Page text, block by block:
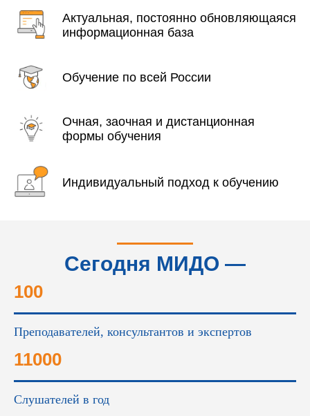
Актуальная, постоянно обновляющаяся
информационная база
Обучение по всей России
Очная, заочная и дистанционная
формы обучения
Индивидуальный подход к обучению
Сегодня МИДО —
100
Преподавателей, консультантов и экспертов
11000
Слушателей в год